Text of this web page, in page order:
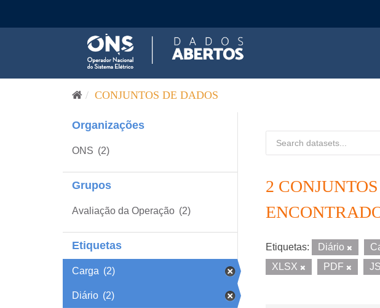
CONJUNTOS DE DADOS
Organizações
ONS (2)
Grupos
Avaliação da Operação (2)
Etiquetas
Carga (2)
Diário (2)
2
Etiquetas: Diário
XLSX
PDF